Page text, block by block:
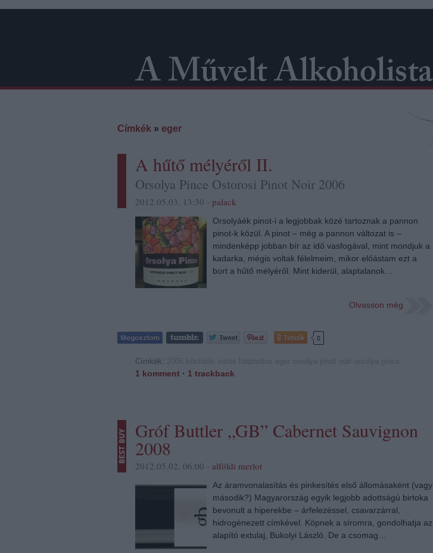
Címkék » eger
A hűtő mélyéről II.
Orsolya Pince Ostorosi Pinot Noir 2006
2012.05.03. 13:30 - palack
Orsolyáék pinot-i a legjobbak közé tartoznak a pannon
pinot-k közül. A pinot – még a pannon változat is –
mindenképp jobban bír az idő vasfogával, mint mondjuk a
kadarka, mégis voltak félelmeim, mikor előástam ezt a
bort a hűtő mélyéről. Mint kiderül, alaptalanok…
Olvasson még
Tetszik 0
Címkék:
1 komment · 1 trackback
Gróf Buttler „GB” Cabernet Sauvignon
2008
2012.05.02. 06:00 - alföldi merlot
Az áramvonalasítás és pinkesítés első állomásaként (vagy
második?) Magyarország egyik legjobb adottságú birtoka
bevonult a hiperekbe – árfelezéssel, csavarzárral,
hidrogénezett címkével. Köpnek a síromra, gondolhatja az
alapító extulaj, Bukolyi László. De a csomag…